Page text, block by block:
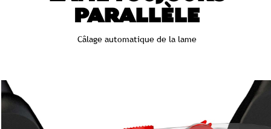
PARALLÈLE
Câlage automatique de la lame